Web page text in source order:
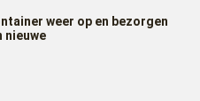
weer op en bezorgen
nieuwe